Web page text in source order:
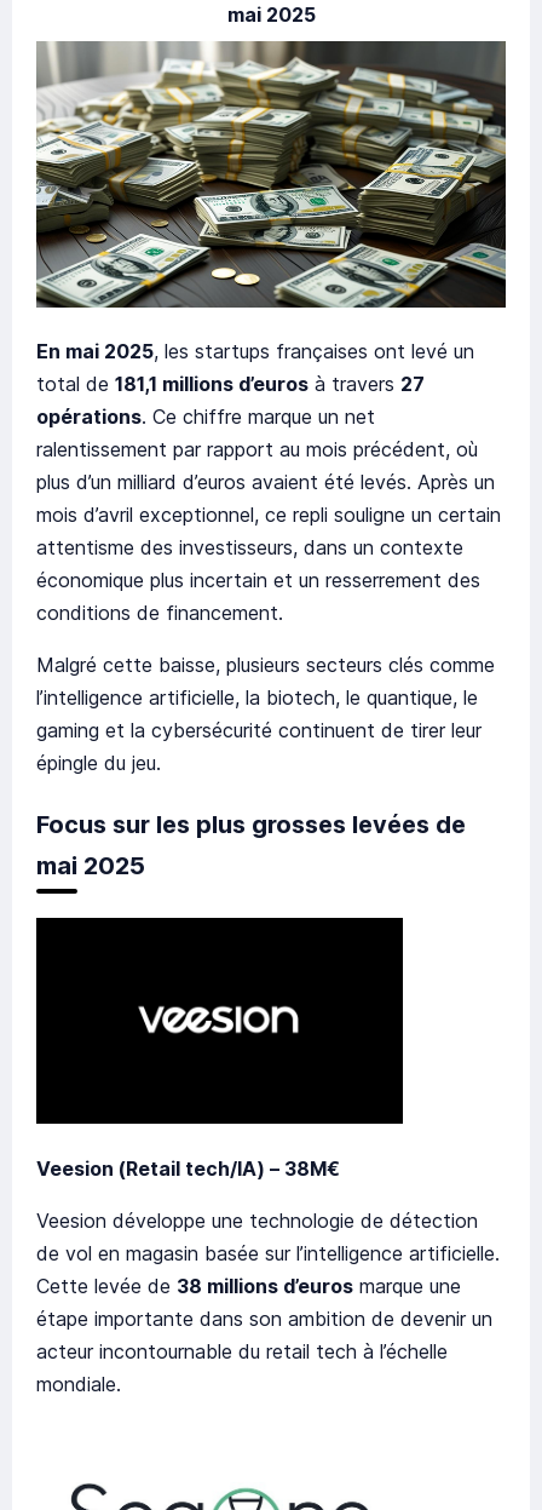
mai 2025
En mai 2025, les startups françaises ont levé un
total de 181,1 millions d’euros à travers 27
opérations. Ce chiffre marque un net
ralentissement par rapport au mois précédent, où
plus d’un milliard d’euros avaient été levés. Après un
mois d’avril exceptionnel, ce repli souligne un certain
attentisme des investisseurs, dans un contexte
économique plus incertain et un resserrement des
conditions de financement.
Malgré cette baisse, plusieurs secteurs clés comme
l’intelligence artificielle, la biotech, le quantique, le
gaming et la cybersécurité continuent de tirer leur
épingle du jeu.
Focus sur les plus grosses levées de
mai 2025
Veesion (Retail tech/IA) – 38M€
Veesion développe une technologie de détection
de vol en magasin basée sur l’intelligence artificielle.
Cette levée de 38 millions d’euros marque une
étape importante dans son ambition de devenir un
acteur incontournable du retail tech à l’échelle
mondiale.